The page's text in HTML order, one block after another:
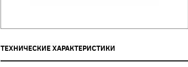
ТЕХНИЧЕСКИЕ ХАРАКТЕРИСТИКИ